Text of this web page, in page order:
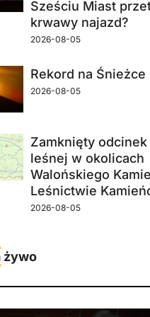
Sześciu Miast
krwawy najazd?
2026-08-05
Rekord na Śnieżce
2026-08-05
Zamknięty
leśnej w okolicach
Walońskiego
Leśnictwie
2026-08-05
żywo